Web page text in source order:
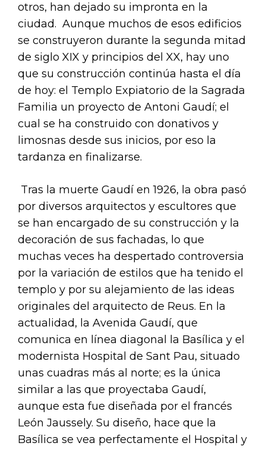
otros, han dejado su impronta en la
ciudad. Aunque muchos de esos edificios
se construyeron durante la segunda mitad
de siglo XIX y principios del XX, hay uno
que su construcción continúa hasta el día
de hoy: el Templo Expiatorio de la Sagrada
Familia un proyecto de Antoni Gaudí; el
cual se ha construido con donativos y
limosnas desde sus inicios, por eso la
tardanza en finalizarse.
Tras la muerte Gaudí en 1926, la obra pasó
por diversos arquitectos y escultores que
se han encargado de su construcción y la
decoración de sus fachadas, lo que
muchas veces ha despertado controversia
por la variación de estilos que ha tenido el
templo y por su alejamiento de las ideas
originales del arquitecto de Reus. En la
actualidad, la Avenida Gaudí, que
comunica en línea diagonal la Basílica y el
modernista Hospital de Sant Pau, situado
unas cuadras más al norte; es la única
similar a las que proyectaba Gaudí,
aunque esta fue diseñada por el francés
León Jaussely. Su diseño, hace que la
Basílica se vea perfectamente el Hospital y